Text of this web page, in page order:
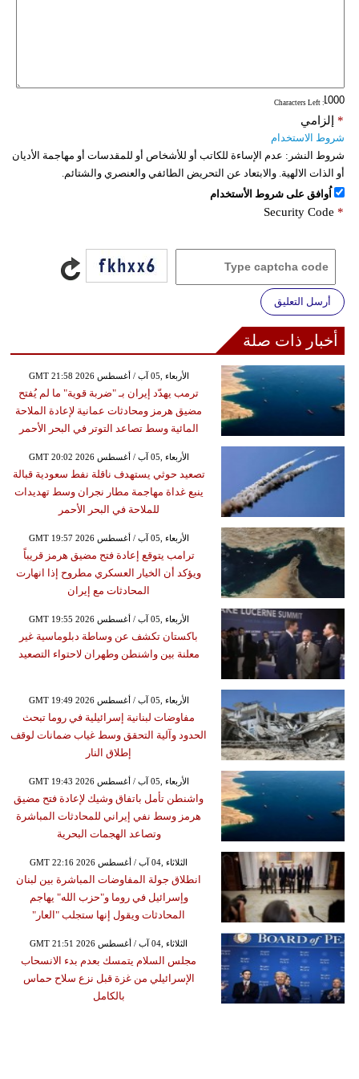
: Characters Left
إلزامي *
شروط الاستخدام
شروط النشر: عدم الإساءة للكاتب أو للأشخاص أو للمقدسات أو مهاجمة الأديان
أو الذات الالهية. والابتعاد عن التحريض الطائفي والعنصري والشتائم.
اُوافق على شروط الأستخدام
Security Code *
أرسل التعليق
أخبار ذات صلة
GMT 21:58 2026 الأربعاء ,05 آب / أغسطس
ترمب يهدّد إيران بـ "ضربة قوية" ما لم يُفتح
مضيق هرمز ومحادثات عمانية لإعادة الملاحة
المائية وسط تصاعد التوتر في البحر الأحمر
GMT 20:02 2026 الأربعاء ,05 آب / أغسطس
تصعيد حوثي يستهدف ناقلة نفط سعودية قبالة
ينبع غداة مهاجمة مطار نجران وسط تهديدات
للملاحة في البحر الأحمر
GMT 19:57 2026 الأربعاء ,05 آب / أغسطس
ترامب يتوقع إعادة فتح مضيق هرمز قريباً
ويؤكد أن الخيار العسكري مطروح إذا انهارت
المحادثات مع إيران
GMT 19:55 2026 الأربعاء ,05 آب / أغسطس
باكستان تكشف عن وساطة دبلوماسية غير
معلنة بين واشنطن وطهران لاحتواء التصعيد
GMT 19:49 2026 الأربعاء ,05 آب / أغسطس
مفاوضات لبنانية إسرائيلية في روما تبحث
الحدود وآلية التحقق وسط غياب ضمانات لوقف
إطلاق النار
GMT 19:43 2026 الأربعاء ,05 آب / أغسطس
واشنطن تأمل باتفاق وشيك لإعادة فتح مضيق
هرمز وسط نفي إيراني للمحادثات المباشرة
وتصاعد الهجمات البحرية
GMT 22:16 2026 الثلاثاء ,04 آب / أغسطس
انطلاق جولة المفاوضات المباشرة بين لبنان
وإسرائيل في روما و"حزب الله" يهاجم
المحادثات ويقول إنها ستجلب "العار"
GMT 21:51 2026 الثلاثاء ,04 آب / أغسطس
مجلس السلام يتمسك بعدم بدء الانسحاب
الإسرائيلي من غزة قبل نزع سلاح حماس
بالكامل